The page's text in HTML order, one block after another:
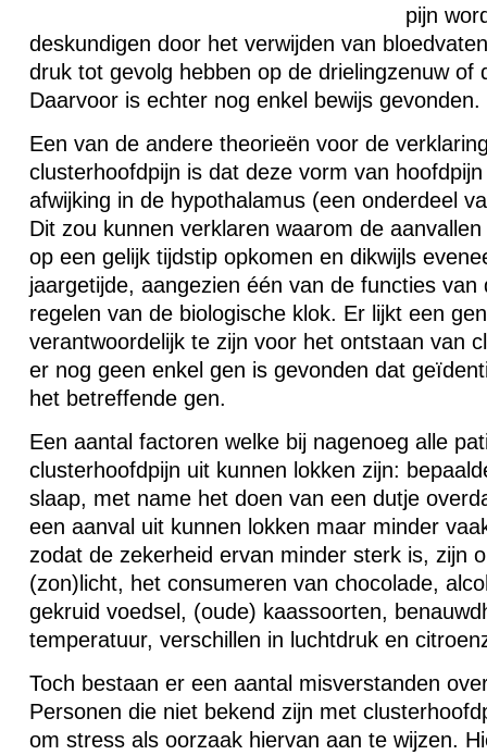
pijn
deskundigen door het verwijden van
druk tot gevolg hebben op de drielingzenuw of
Daarvoor is echter nog enkel bewijs gevonden.
Een van de andere theorieën voor de
clusterhoofdpijn is dat deze vorm van
afwijking in de hypothalamus (een onderdeel
Dit zou kunnen verklaren waarom de
op een gelijk tijdstip opkomen en dikwijls
jaargetijde, aangezien één van de functies
regelen van de biologische klok. Er lijkt een
verantwoordelijk te zijn voor het ontstaan van
er nog geen enkel gen is gevonden dat
het betreffende gen.
Een aantal factoren welke bij nagenoeg alle
clusterhoofdpijn uit kunnen lokken zijn:
slaap, met name het doen van een dutje
een aanval uit kunnen lokken maar minder
zodat de zekerheid ervan minder sterk is, zijn
(zon)licht, het consumeren van chocolade,
gekruid voedsel, (oude) kaassoorten,
temperatuur, verschillen in luchtdruk en
Toch bestaan er een aantal misverstanden
Personen die niet bekend zijn met
om stress als oorzaak hiervan aan te wijzen.